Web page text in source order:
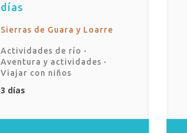
días
Sierras de Guara y Loarre
Actividades de río ·
Aventura y actividades ·
Viajar con niños
3 días